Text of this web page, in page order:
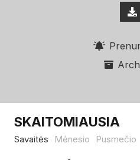
SKAITOMIAUSIA
Savaitės Mėnesio Pusmečio